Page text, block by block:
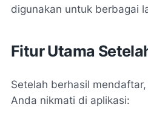
digunakan untuk berbagai
Fitur Utama
Setelah berhasil
Anda nikmati di aplikasi: